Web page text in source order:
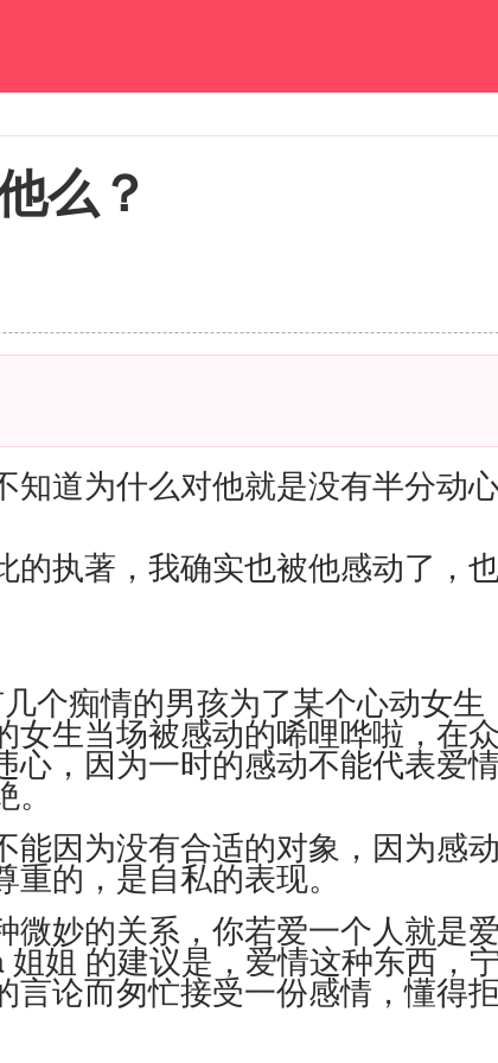
么？
道为什么对他就是没有半分动
执著，我确实也被他感动了，
个痴情的男孩为了某个心动女
生当场被感动的唏哩哗啦，在
，因为一时的感动不能代表爱
。
因为没有合适的对象，因为感
重的，是自私的表现。
妙的关系，你若爱一个人就是
姐姐 的建议是，爱情这种东西，
论而匆忙接受一份感情，懂得